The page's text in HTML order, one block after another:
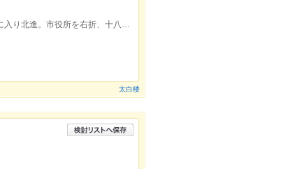
本諫早駅より徒歩8分。駅前通りから県道55号線に入り北進。市役所を右折、十八銀行を左折。西日本シティ銀行近くです。
太白楼